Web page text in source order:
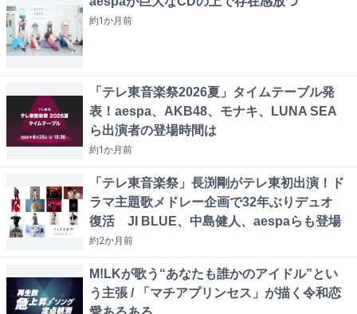
約1か月前
「テレ東音楽祭2026夏」タイムテーブル発
表！aespa、AKB48、モナキ、LUNA SEA
ら出演者の登場時間は
約1か月前
「テレ東音楽祭」長渕剛がテレ東初出演！ド
ラマ主題歌メドレー企画で32年ぶりデュオ
復活 JI BLUE、中島健人、aespaらも登場
約2か月前
M!LKが歌う“あなたも誰かのアイドル”とい
う主張 / 「マチアプリンセス」が描く令和恋